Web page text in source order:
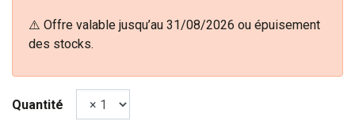
⚠️ Offre valable jusqu’au 31/08/2026 ou épuisement
des stocks.
Quantité